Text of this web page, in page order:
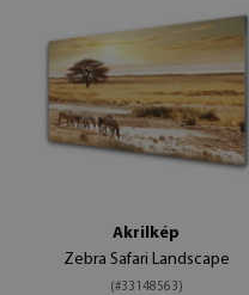
Akrilkép
Zebra Safari Landscape
(#33148563)